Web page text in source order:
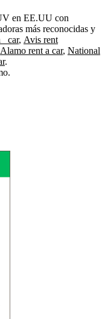
en EE.UU con
más reconocidas y
car, Avis rent
Alamo rent a car, National
.